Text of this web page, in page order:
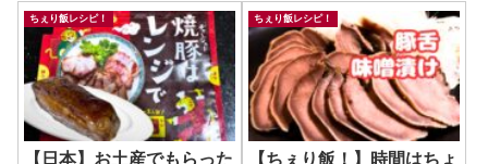
ちぇり飯レシピ！
【日本】お土産でもらった
ちぇり飯レシピ！
【ちぇり飯！】時間はちょ